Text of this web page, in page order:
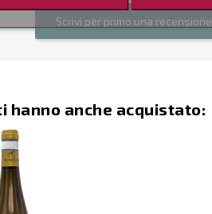
Scrivi per primo una recensione
hanno anche acquistato: